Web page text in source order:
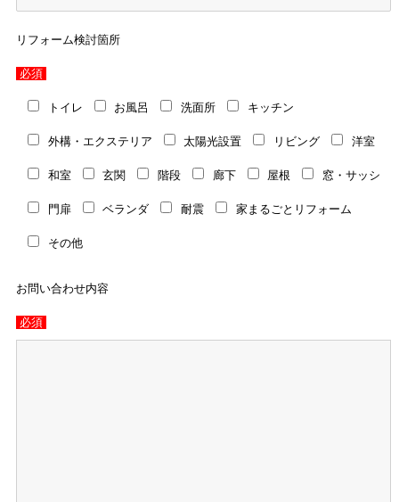
リフォーム検討箇所
必須
トイレ お風呂 洗面所 キッチン
外構・エクステリア 太陽光設置 リビング 洋室
和室 玄関 階段 廊下 屋根 窓・サッシ
門扉 ベランダ 耐震 家まるごとリフォーム
その他
お問い合わせ内容
必須